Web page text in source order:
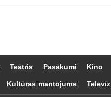
Teātris Pasākumi Kino
Kultūras mantojums